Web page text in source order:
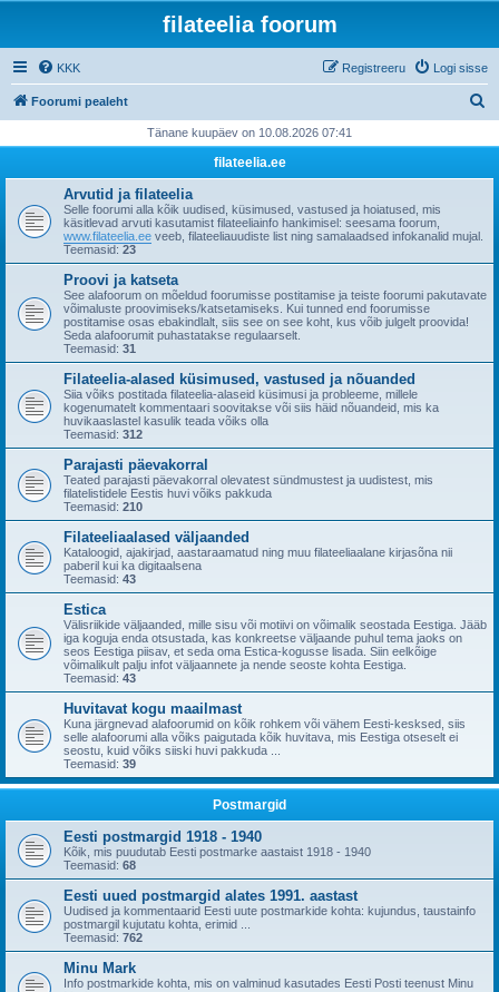
filateelia foorum
KKK Logi sisse
Registreeru
Foorumi pealeht
i
Tänane kuupäev on 10.08.2026 07:41
filateelia.ee
Arvutid ja filateelia
Selle foorumi alla kõik uudised, küsimused, vastused ja hoiatused, mis
käsitlevad arvuti kasutamist filateeliainfo hankimisel: seesama foorum,
www.filateelia.ee veeb, filateeliauudiste list ning samalaadsed infokanalid mujal.
Teemasid: 23
Proovi ja katseta
See alafoorum on mõeldud foorumisse postitamise ja teiste foorumi pakutavate
võimaluste proovimiseks/katsetamiseks. Kui tunned end foorumisse
postitamise osas ebakindlalt, siis see on see koht, kus võib julgelt proovida!
Seda alafoorumit puhastatakse regulaarselt.
Teemasid: 31
Filateelia-alased küsimused, vastused ja nõuanded
Siia võiks postitada filateelia-alaseid küsimusi ja probleeme, millele
kogenumatelt kommentaari soovitakse või siis häid nõuandeid, mis ka
huvikaaslastel kasulik teada võiks olla
Teemasid: 312
Parajasti päevakorral
Teated parajasti päevakorral olevatest sündmustest ja uudistest, mis
filatelistidele Eestis huvi võiks pakkuda
Teemasid: 210
Filateeliaalased väljaanded
Kataloogid, ajakirjad, aastaraamatud ning muu filateeliaalane kirjasõna nii
paberil kui ka digitaalsena
Teemasid: 43
Estica
Välisriikide väljaanded, mille sisu või motiivi on võimalik seostada Eestiga. Jääb
iga koguja enda otsustada, kas konkreetse väljaande puhul tema jaoks on
seos Eestiga piisav, et seda oma Estica-kogusse lisada. Siin eelkõige
võimalikult palju infot väljaannete ja nende seoste kohta Eestiga.
Teemasid: 43
Huvitavat kogu maailmast
Kuna järgnevad alafoorumid on kõik rohkem või vähem Eesti-kesksed, siis
selle alafoorumi alla võiks paigutada kõik huvitava, mis Eestiga otseselt ei
seostu, kuid võiks siiski huvi pakkuda ...
Teemasid: 39
Postmargid
Eesti postmargid 1918 - 1940
Kõik, mis puudutab Eesti postmarke aastaist 1918 - 1940
Teemasid: 68
Eesti uued postmargid alates 1991. aastast
Uudised ja kommentaarid Eesti uute postmarkide kohta: kujundus, taustainfo
postmargil kujutatu kohta, erimid ...
Teemasid: 762
Minu Mark
Info postmarkide kohta, mis on valminud kasutades Eesti Posti teenust Minu